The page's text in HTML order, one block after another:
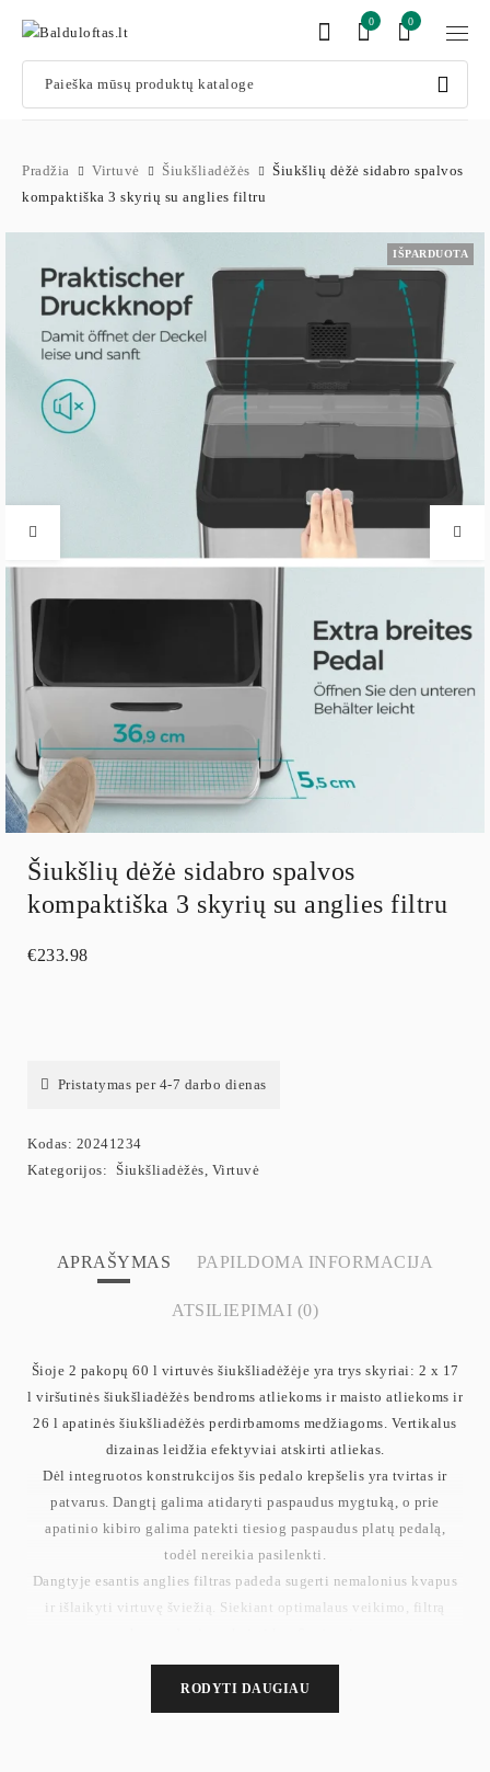
0
0
Pradžia Virtuvė Šiukšliadėžės
Šiukšlių dėžė sidabro spalvos
kompaktiška 3 skyrių su anglies filtru
IŠPARDUOTA
Šiukšlių dėžė sidabro spalvos
kompaktiška 3 skyrių su anglies filtru
€233.98
Pristatymas per 4-7 darbo dienas
Kodas: 20241234
Kategorijos: Šiukšliadėžės Virtuvė
APRAŠYMAS PAPILDOMA INFORMACIJA
ATSILIEPIMAI (0)
Šioje 2 pakopų 60 l virtuvės šiukšliadėžėje yra trys skyriai: 2 x 17
l viršutinės šiukšliadėžės bendroms atliekoms ir maisto atliekoms ir
26 l apatinės šiukšliadėžės perdirbamoms medžiagoms. Vertikalus
dizainas leidžia efektyviai atskirti atliekas.
Dėl integruotos konstrukcijos šis pedalo krepšelis yra tvirtas ir
patvarus. Dangtį galima atidaryti paspaudus mygtuką, o prie
apatinio kibiro galima patekti tiesiog paspaudus platų pedalą,
todėl nereikia pasilenkti.
Dangtyje esantis anglies filtras padeda sugerti nemalonius kvapus
ir išlaikyti virtuvę šviežią. Siekiant optimalaus veikimo, filtrą
skyriuje yra nuimamas kibiras, kad būtų lengva ištuštinti ir valyti.
Apatinis krepšys gali būti lengvai nuimamas arba pakeistas.
RODYTI DAUGIAU